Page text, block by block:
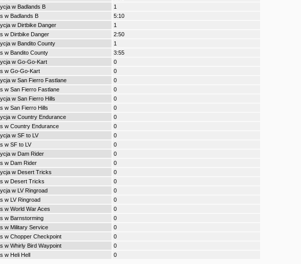
w Badlands B
1
w Badlands B
5:10
w Dirtbike Danger
1
w Dirtbike Danger
2:50
w Bandito County
1
w Bandito County
3:55
w Go-Go-Kart
0
w Go-Go-Kart
0
w San Fierro Fastlane
0
w San Fierro Fastlane
0
w San Fierro Hills
0
w San Fierro Hills
0
w Country Endurance
0
w Country Endurance
0
w SF to LV
0
w SF to LV
0
w Dam Rider
0
w Dam Rider
0
w Desert Tricks
0
w Desert Tricks
0
w LV Ringroad
0
w LV Ringroad
0
w World War Aces
0
w Barnstorming
0
w Military Service
0
w Chopper Checkpoint
0
w Whirly Bird Waypoint
0
w Heli Hell
0